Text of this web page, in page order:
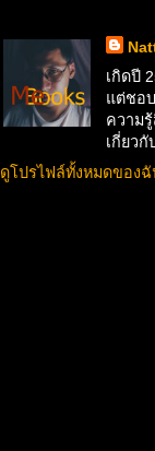
เกิดปี
แต่ชอ
ความ
เกี่ยว
ดูโปรไฟล์ทั้งหมดของ